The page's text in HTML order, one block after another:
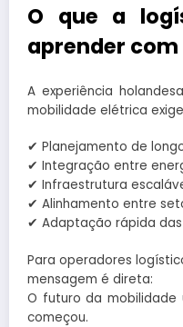
O que a
aprender com
A experiência
mobilidade elétrica
✔ Planejamento de
✔ Integração entre
✔ Infraestrutura
✔ Alinhamento entre
✔ Adaptação rápida
Para operadores
mensagem é direta:
O futuro da
começou.